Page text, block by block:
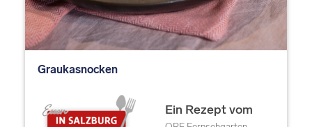
Graukasnocken
Ein Rezept vom